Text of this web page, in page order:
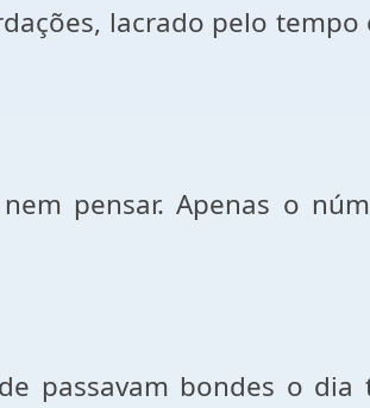
lacrado pelo
pensar. Apenas o
passavam bondes o dia